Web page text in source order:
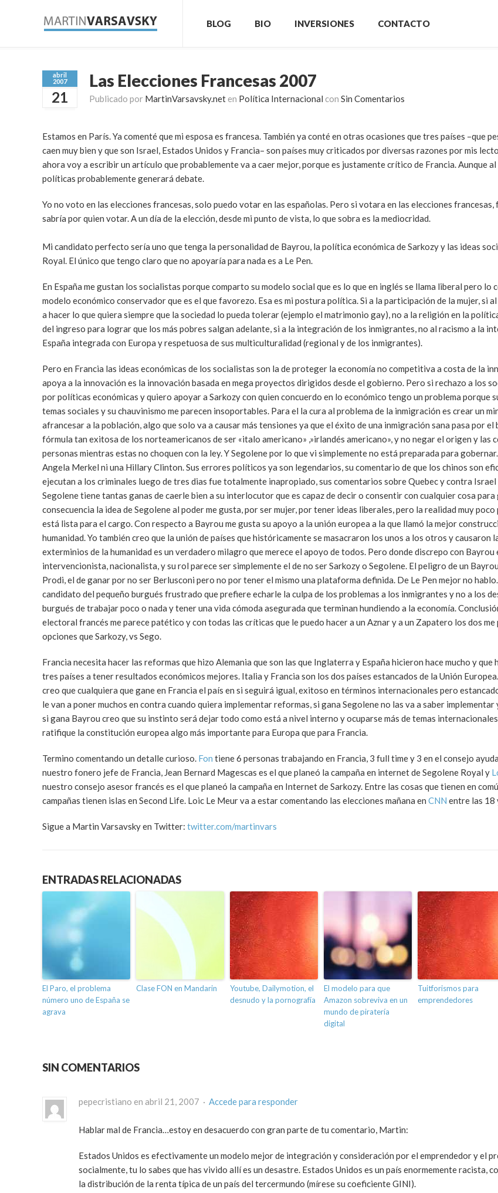
BLOG BIO INVERSIONES CONTACTO
abril
2007
21
Las Elecciones Francesas 2007
Publicado por MartinVarsavsky.net en Política Internacional con Sin Comentarios
Estamos en París. Ya comenté que mi esposa es francesa. También ya conté en otras ocasiones que tres países –que
caen muy bien y que son Israel, Estados Unidos y Francia– son países muy criticados por diversas razones por mis
ahora voy a escribir un artículo que probablemente va a caer mejor, porque es justamente crítico de Francia. Aunque
políticas probablemente generará debate.
Yo no voto en las elecciones francesas, solo puedo votar en las españolas. Pero si votara en las elecciones francesas,
sabría por quien votar. A un día de la elección, desde mi punto de vista, lo que sobra es la mediocridad.
Mi candidato perfecto sería uno que tenga la personalidad de Bayrou, la política económica de Sarkozy y las ideas
Royal. El único que tengo claro que no apoyaría para nada es a Le Pen.
En España me gustan los socialistas porque comparto su modelo social que es lo que en inglés se llama liberal pero lo
modelo económico conservador que es el que favorezo. Esa es mi postura política. Si a la participación de la mujer, si
a hacer lo que quiera siempre que la sociedad lo pueda tolerar (ejemplo el matrimonio gay), no a la religión en la
del ingreso para lograr que los más pobres salgan adelante, si a la integración de los inmigrantes, no al racismo a la
España integrada con Europa y respetuosa de sus multiculturalidad (regional y de los inmigrantes).
Pero en Francia las ideas económicas de los socialistas son la de proteger la economía no competitiva a costa de la
apoya a la innovación es la innovación basada en mega proyectos dirigidos desde el gobierno. Pero si rechazo a los
por políticas económicas y quiero apoyar a Sarkozy con quien concuerdo en lo económico tengo un problema porque
temas sociales y su chauvinismo me parecen insoportables. Para el la cura al problema de la inmigración es crear un
afrancesar a la población, algo que solo va a causar más tensiones ya que el éxito de una inmigración sana pasa por el
fórmula tan exitosa de los norteamericanos de ser «italo americano» ,»irlandés americano», y no negar el origen y las
personas mientras estas no choquen con la ley. Y Segolene por lo que vi simplemente no está preparada para
Angela Merkel ni una Hillary Clinton. Sus errores políticos ya son legendarios, su comentario de que los chinos son
ejecutan a los criminales luego de tres dias fue totalmente inapropiado, sus comentarios sobre Quebec y contra Israel
Segolene tiene tantas ganas de caerle bien a su interlocutor que es capaz de decir o consentir con cualquier cosa para
consecuencia la idea de Segolene al poder me gusta, por ser mujer, por tener ideas liberales, pero la realidad muy
está lista para el cargo. Con respecto a Bayrou me gusta su apoyo a la unión europea a la que llamó la mejor
humanidad. Yo también creo que la unión de países que históricamente se masacraron los unos a los otros y causaron
exterminios de la humanidad es un verdadero milagro que merece el apoyo de todos. Pero donde discrepo con Bayrou
intervencionista, nacionalista, y su rol parece ser simplemente el de no ser Sarkozy o Segolene. El peligro de un
Prodi, el de ganar por no ser Berlusconi pero no por tener el mismo una plataforma definida. De Le Pen mejor no hablo.
candidato del pequeño burgués frustrado que prefiere echarle la culpa de los problemas a los inmigrantes y no a los
burgués de trabajar poco o nada y tener una vida cómoda asegurada que terminan hundiendo a la economía.
electoral francés me parece patético y con todas las críticas que le puedo hacer a un Aznar y a un Zapatero los dos me
opciones que Sarkozy, vs Sego.
Francia necesita hacer las reformas que hizo Alemania que son las que Inglaterra y España hicieron hace mucho y que
tres países a tener resultados económicos mejores. Italia y Francia son los dos países estancados de la Unión
creo que cualquiera que gane en Francia el país en si seguirá igual, exitoso en términos internacionales pero
le van a poner muchos en contra cuando quiera implementar reformas, si gana Segolene no las va a saber
si gana Bayrou creo que su instinto será dejar todo como está a nivel interno y ocuparse más de temas
ratifique la constitución europea algo más importante para Europa que para Francia.
Termino comentando un detalle curioso. Fon tiene 6 personas trabajando en Francia, 3 full time y 3 en el consejo
nuestro fonero jefe de Francia, Jean Bernard Magescas es el que planeó la campaña en internet de Segolene Royal y
nuestro consejo asesor francés es el que planeó la campaña en Internet de Sarkozy. Entre las cosas que tienen en
campañas tienen islas en Second Life. Loic Le Meur va a estar comentando las elecciones mañana en CNN entre las 18
Sigue a Martin Varsavsky en Twitter: twitter.com/martinvars
ENTRADAS RELACIONADAS
El Paro, el problema
número uno de España se
agrava
Clase FON en Mandarin
Youtube, Dailymotion, el
desnudo y la pornografía
El modelo para que
Amazon sobreviva en un
mundo de piratería
digital
Tuitforismos para
emprendedores
SIN COMENTARIOS
pepecristiano en abril 21, 2007 · Accede para responder
Hablar mal de Francia…estoy en desacuerdo con gran parte de tu comentario, Martin:
Estados Unidos es efectivamente un modelo mejor de integración y consideración por el emprendedor y el
socialmente, tu lo sabes que has vivido allí es un desastre. Estados Unidos es un país enormemente racista,
la distribución de la renta típica de un país del tercermundo (mírese su coeficiente GINI).